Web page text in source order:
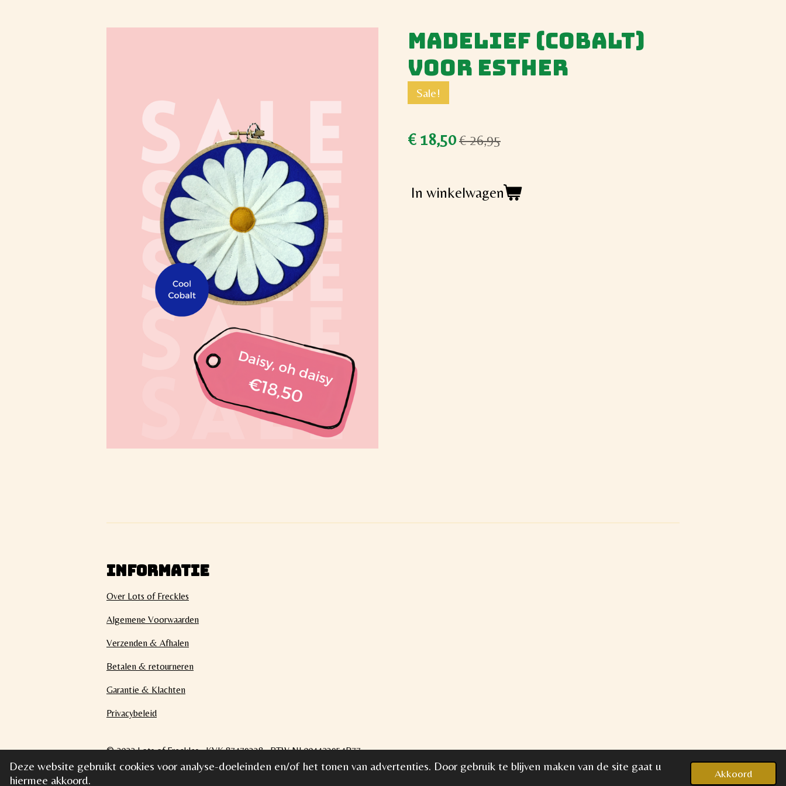
Deze website gebruikt cookies voor analyse-doeleinden en/of het tonen van advertenties. Door gebruik te blijven maken van de site gaat u
hiermee akkoord.
Akkoord
Madelief (Cobalt)
voor Esther
Sale!
€ 18,50€ 26,95
In winkelwagen
INFORMATIE
Over Lots of Freckles
Algemene Voorwaarden
Verzenden & Afhalen
Betalen & retourneren
Garantie & Klachten
Privacybeleid
© 2022 Lots of Freckles KVK 87479338 BTW NL004423954B77